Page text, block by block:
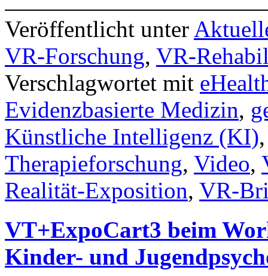
Veröffentlicht unter
VR-Forschung, VR-
Verschlagwortet mit
Evidenzbasierte Medizin,
Künstliche Intelligenz (KI)
Therapieforschung, Video,
Realität-Exposition, VR-
VT+ExpoCart3 beim
Kinder- und